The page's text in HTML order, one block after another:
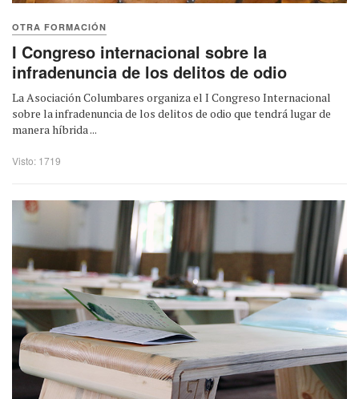
OTRA FORMACIÓN
I Congreso internacional sobre la
infradenuncia de los delitos de odio
La Asociación Columbares organiza el I Congreso Internacional
sobre la infradenuncia de los delitos de odio que tendrá lugar de
manera híbrida ...
Visto: 1719